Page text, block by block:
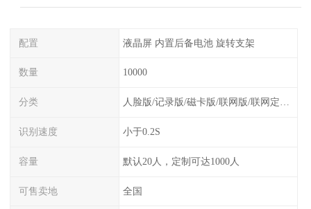
配置 液晶屏 内置后备电池 旋转支架
数量 10000
分类 人脸版/记录版/磁卡版/联网版/联网定制版
识别速度 小于0.2S
容量 默认20人，定制可达1000人
可售卖地 全国